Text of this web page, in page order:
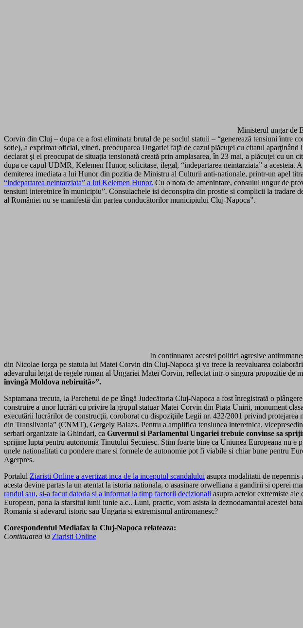
Ministerul ungar de
Corvin din Cluj – dupa ce a fost eliminata brutal de pe soclul statuii – “generează tensiuni între
sotie), a exprimat oficial, vineri, preocuparea Ungariei faţă de cazul plăcuţei cu citatul
declarat şi el preocupat de situaţia tensionată creată prin amplasarea, în 23 mai, a plăcuţei cu un
dupa ce capul UDMR, Kelemen Hunor, solicitase, ilegal, “indepartarea neintarziata” a acesteia.
demiterea imediata a lui Hunor din pozitia de Ministru al Culturii anti-nationale, printr-un apel
“indepartarea neintarziata” a lui Kelemen Hunor. Cu o nota de amenintare, consulul ungur de
tensiuni interetnice în municipiu”. Consulachele isi deconspira din prostie si complicii la tradare
al României nu se manifestă din partea conducătorilor municipiului Cluj-Napoca”.
In continuarea acestei politici agresive
din Nicolae Iorga pe statuia lui Matei Corvin din Cluj-Napoca şi va trece la reevaluarea
adevarului legat de regele roman al Ungariei Matei Corvin, reflectat intr-o singura propozitie de
învingă Moldova nebiruită»”.
Saptamana trecuta, la Parchetul de pe lângă Judecătoria Cluj-Napoca a fost înregistrată o
construire a unor lucrări cu privire la grupul statuar Matei Corvin din Piaţa Unirii, monument
executării lucrărilor de construcţii, coroborat cu dispoziţiile Legii nr. 422/2001 privind
din Transilvania” (CNMT), Gergely Balazs. Pentru a amplifica tensiunea interetnica,
serbari organizate la Ghindari, ca Guvernul si Parlamentul Ungariei trebuie convinse sa
sprijine lupta pentru autonomia Tinutului Secuiesc. Stim foarte bine ca Uniunea Europeana nu e
unele nationalitati cu pondere mare si formele de autonomie pot fi viabile si chiar bune pentru
Agerpres.
Portalul Ziaristi Online a avertizat inca de la inceputul scandalului asupra modalitatii de
acesta devine partas la un atentat la istoria nationala, o asasinare orwelliana a gandirii si
randul sau, si-a facut datoria si a informat la timp factorii decizionali asupra actelor extremiste
European, pana la sfarsitul lunii iunie a.c.. Luni, practic, vom asista la deznodamantul acestei
Romania si adevarul istoric sau Ungaria si extremismul antiromanesc?
Corespondentul Mediafax la Cluj-Napoca relateaza:
Continuarea la Ziaristi Online